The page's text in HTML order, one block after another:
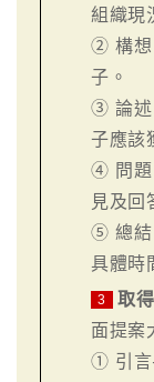
組織現
② 構想
子。
③ 論述
子應該
④ 問題
見及回
⑤ 總結
具體時
3 取
面提案
① 引言